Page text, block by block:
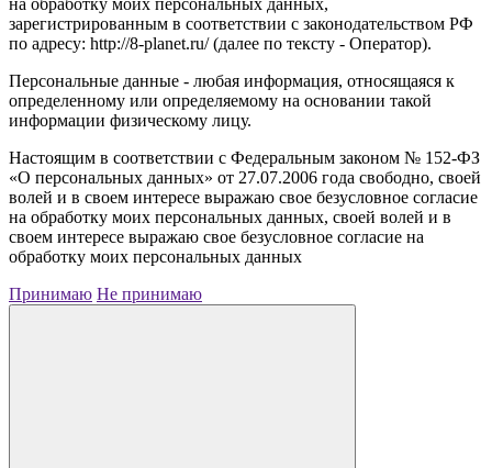
на обработку моих персональных данных,
зарегистрированным в соответствии с законодательством РФ
по адресу: http://8-planet.ru/ (далее по тексту - Оператор).
Персональные данные - любая информация, относящаяся к
определенному или определяемому на основании такой
информации физическому лицу.
Настоящим в соответствии с Федеральным законом № 152-ФЗ
«О персональных данных» от 27.07.2006 года свободно, своей
волей и в своем интересе выражаю свое безусловное согласие
на обработку моих персональных данных, своей волей и в
своем интересе выражаю свое безусловное согласие на
обработку моих персональных данных
Принимаю Не принимаю